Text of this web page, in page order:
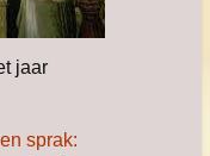
jaar
sprak: